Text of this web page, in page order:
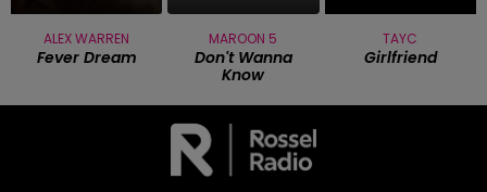
ALEX WARREN
Fever Dream
MAROON 5
Don't Wanna
Know
TAYC
Girlfriend